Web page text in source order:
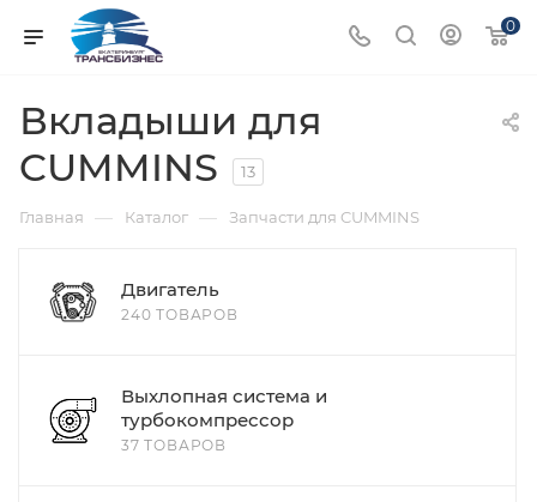
0
Вкладыши для
CUMMINS
13
Главная — Каталог — Запчасти для CUMMINS
Двигатель
240 ТОВАРОВ
Выхлопная система и
турбокомпрессор
37 ТОВАРОВ